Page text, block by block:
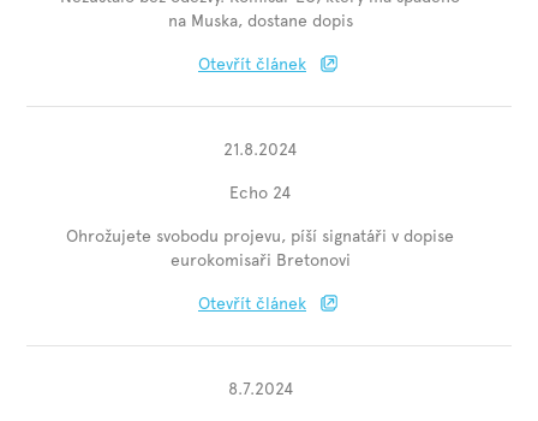
na Muska, dostane dopis
Otevřít článek
21.8.2024
Echo 24
Ohrožujete svobodu projevu, píší signatáři v dopise
eurokomisaři Bretonovi
Otevřít článek
8.7.2024